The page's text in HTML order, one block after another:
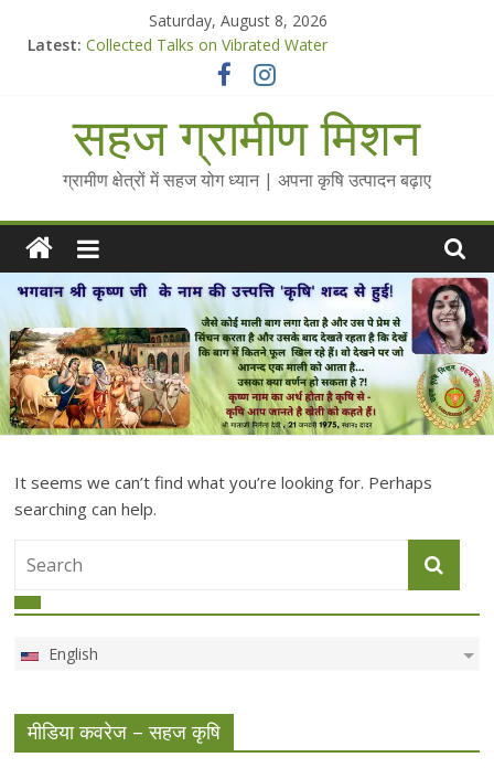
Saturday, August 8, 2026
Latest: Collected Talks on Vibrated Water
सहज कृषि प्रचार-प्रसार किट
Standee Designs @ 2025 for Sahaj Krishi Promotions
Chalo Gaon Ki Or Abhiyaan - 2025-26
सहज ग्रामीण मिशन
ग्रामीण क्षेत्रों में सहज योग ध्यान | अपना कृषि उत्पादन बढ़ाए
It seems we can’t find what you’re looking for. Perhaps
searching can help.
English
मीडिया कवरेज – सहज कृषि